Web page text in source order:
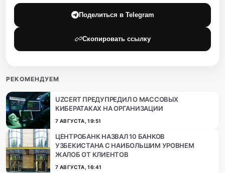
Поделиться в Telegram
Скопировать ссылку
РЕКОМЕНДУЕМ
UZCERT ПРЕДУПРЕДИЛ О МАССОВЫХ
КИБЕРАТАКАХ НА ОРГАНИЗАЦИИ
7 АВГУСТА, 19:51
ЦЕНТРОБАНК НАЗВАЛ 10 БАНКОВ
УЗБЕКИСТАНА С НАИБОЛЬШИМ УРОВНЕМ
ЖАЛОБ ОТ КЛИЕНТОВ
7 АВГУСТА, 16:41